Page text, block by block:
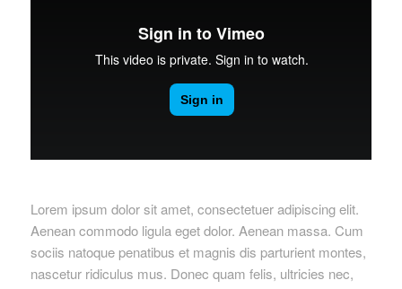
Lorem ipsum dolor sit amet, consectetuer adipiscing elit.
Aenean commodo ligula eget dolor. Aenean massa. Cum
sociis natoque penatibus et magnis dis parturient montes,
nascetur ridiculus mus. Donec quam felis, ultricies nec,